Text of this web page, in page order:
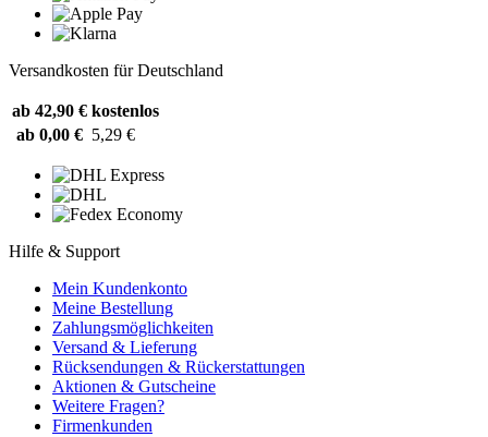
Versandkosten für Deutschland
ab 42,90 € kostenlos
ab 0,00 € 5,29 €
Hilfe & Support
Mein Kundenkonto
Meine Bestellung
Zahlungsmöglichkeiten
Versand & Lieferung
Rücksendungen & Rückerstattungen
Aktionen & Gutscheine
Weitere Fragen?
Firmenkunden